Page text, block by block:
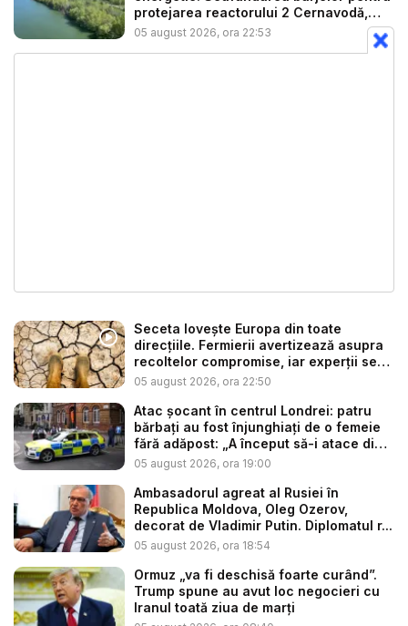
protejarea reactorului 2 Cernavodă,
am...
05 august 2026, ora 22:53
Seceta lovește Europa din toate
direcțiile. Fermierii avertizează asupra
recoltelor compromise, iar experții se
t...
05 august 2026, ora 22:50
Atac șocant în centrul Londrei: patru
bărbați au fost înjunghiați de o femeie
fără adăpost: „A început să-i atace din
...
05 august 2026, ora 19:00
Ambasadorul agreat al Rusiei în
Republica Moldova, Oleg Ozerov,
decorat de Vladimir Putin. Diplomatul r...
05 august 2026, ora 18:54
Ormuz „va fi deschisă foarte curând”.
Trump spune au avut loc negocieri cu
Iranul toată ziua de marți